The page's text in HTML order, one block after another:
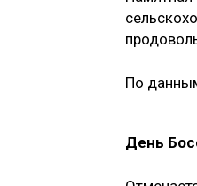
По
День